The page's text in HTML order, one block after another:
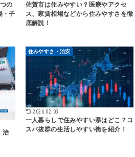
の
・子
佐賀市は住みやすい？医療やアクセ
ス、家賃相場などから住みやすさを徹
底解説！
治
住みやすさ・治安
2026.02.03
一人暮らしで住みやすい県はどこ？コ
スパ抜群の生活しやすい街を紹介！